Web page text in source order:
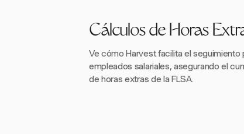
Cálculos de Horas
Ve cómo Harvest facilita el
empleados salariales, asegurando el
de horas extras de la FLSA.